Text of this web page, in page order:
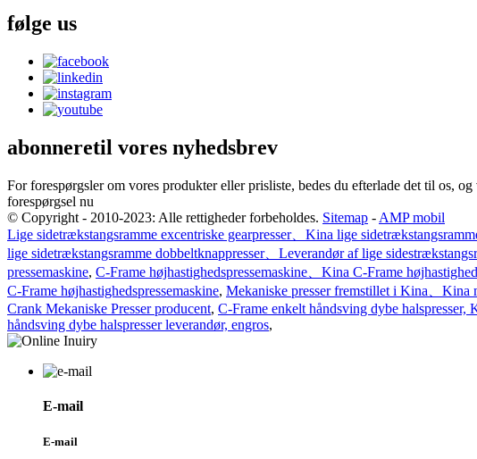
følge us
abonneretil vores nyhedsbrev
For forespørgsler om vores produkter eller prisliste, bedes du efterlade det til os,
forespørgsel nu
© Copyright - 2010-2023: Alle rettigheder forbeholdes. Sitemap - AMP mobil
Lige sidetrækstangsramme excentriske gearpresser、Kina lige
lige sidetrækstangsramme dobbeltknappresser、Leverandør af lige
pressemaskine, C-Frame højhastighedspressemaskine、Kina C-Frame
C-Frame højhastighedspressemaskine, Mekaniske presser fremstillet i Kina、Kina
Crank Mekaniske Presser producent, C-Frame enkelt håndsving dybe halspresser,
håndsving dybe halspresser leverandør, engros,
E-mail
E-mail